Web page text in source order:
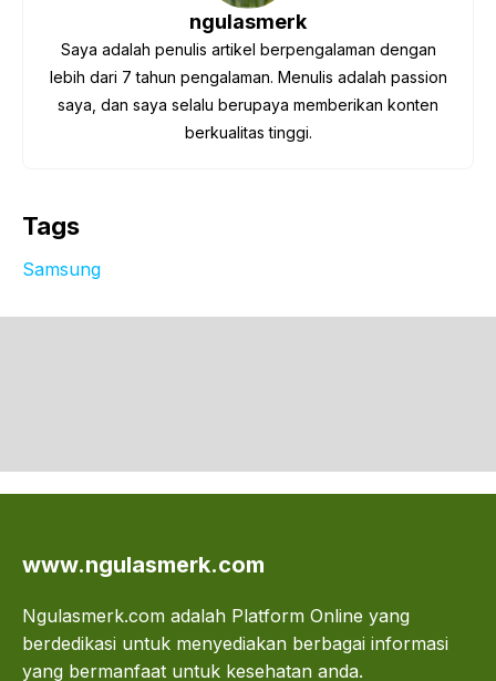
ngulasmerk
Saya adalah penulis artikel berpengalaman dengan
lebih dari 7 tahun pengalaman. Menulis adalah passion
saya, dan saya selalu berupaya memberikan konten
berkualitas tinggi.
Tags
Samsung
www.ngulasmerk.com
Ngulasmerk.com adalah Platform Online yang
berdedikasi untuk menyediakan berbagai informasi
yang bermanfaat untuk kesehatan anda.